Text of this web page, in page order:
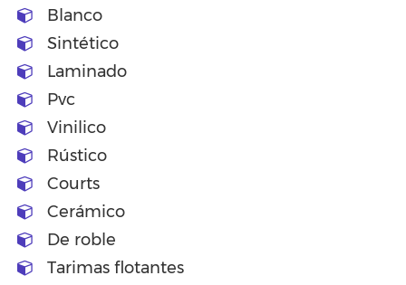
Blanco
Sintético
Laminado
Pvc
Vinilico
Rústico
Courts
Cerámico
De roble
Tarimas flotantes